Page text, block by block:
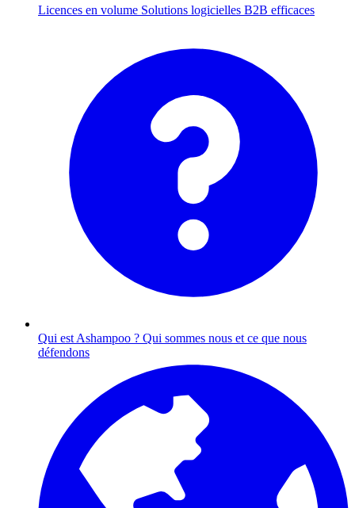
Licences en volume Solutions logicielles B2B efficaces
Qui est Ashampoo ? Qui sommes nous et ce que nous
défendons